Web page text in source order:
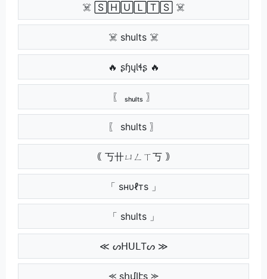
☠️ 🅂🄷🅄🄻🅃🅂 ☠️
☠️ shults ☠️
🔥 ʂɧųƖɬʂ 🔥
〖 ₛₕᵤₗₜₛ 〗
〖 shults 〗
｟ 丂卄ㄩㄥㄒ丂 ｠
「 ѕнυℓтѕ 」
「 shults 」
≪ ᔕᕼᑌᒪTᔕ ≫
⪻ ʂհմӀէʂ ⪼